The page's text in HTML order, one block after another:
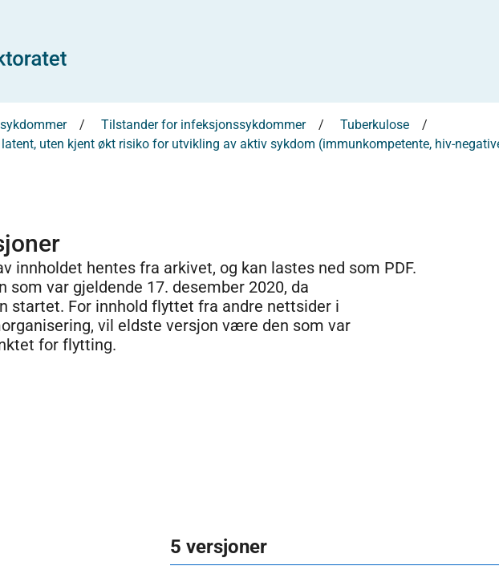
Tilstander for infeksjonssykdommer
Tuberkulose
uten kjent økt risiko for utvikling av aktiv sykdom (immunkompetente, hiv-
innholdet hentes fra arkivet, og kan lastes ned som PDF.
som var gjeldende 17. desember 2020, da
startet. For innhold flyttet fra andre nettsider i
vil eldste versjon være den som var
for flytting.
5 versjoner